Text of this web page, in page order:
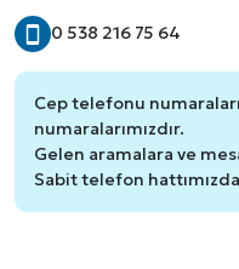
0 538 216 75 64
Cep telefonu
numaralarımızdır.
Gelen aramalara ve
Sabit telefon